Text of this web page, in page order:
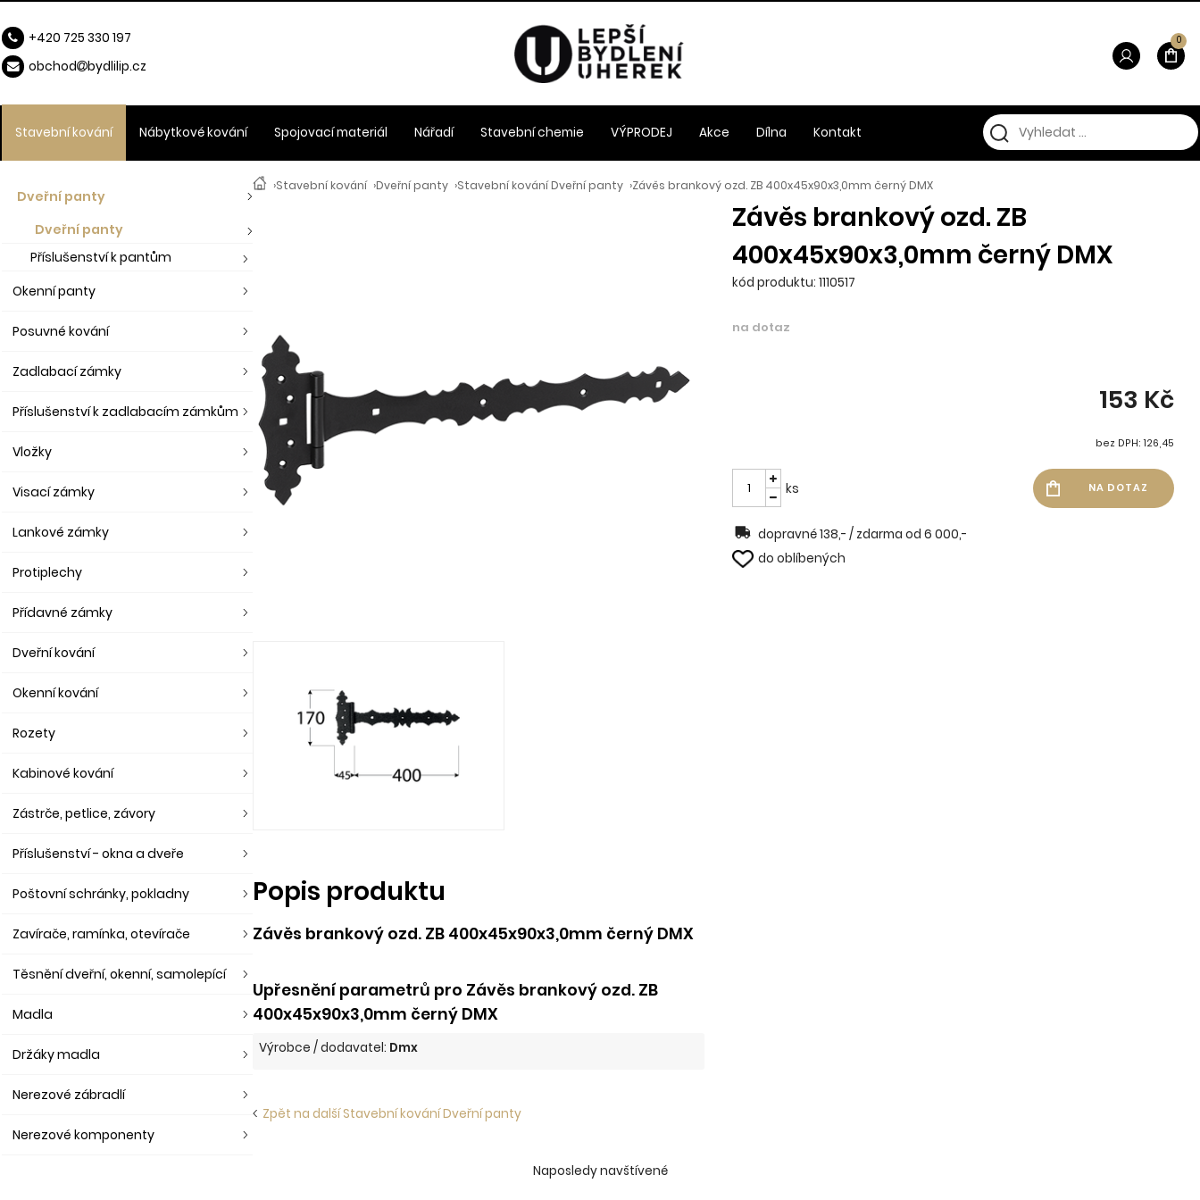
›Stavební kování ›Dveřní panty ›Stavební kování Dveřní panty ›Závěs brankový ozd. ZB 400x45x90x3,0mm černý DMX
Závěs brankový ozd. ZB
400x45x90x3,0mm černý DMX
kód produktu: 1110517
na dotaz
153 Kč
bez DPH: 126,45
ks
dopravné 138,- / zdarma od 6 000,-
do oblíbených
Popis produktu
Závěs brankový ozd. ZB 400x45x90x3,0mm černý DMX
Upřesnění parametrů pro Závěs brankový ozd. ZB
400x45x90x3,0mm černý DMX
Výrobce / dodavatel: Dmx
Zpět na další Stavební kování Dveřní panty
Dveřní panty
Dveřní panty
Příslušenství k pantům
Okenní panty
Posuvné kování
Zadlabací zámky
Příslušenství k zadlabacím zámkům
Vložky
Visací zámky
Lankové zámky
Protiplechy
Přídavné zámky
Dveřní kování
Okenní kování
Rozety
Kabinové kování
Zástrče, petlice, závory
Příslušenství - okna a dveře
Poštovní schránky, pokladny
Zavírače, ramínka, otevírače
Těsnění dveřní, okenní, samolepící
Madla
Držáky madla
Nerezové zábradlí
Nerezové komponenty
Stavební kování Nábytkové kování Spojovací materiál Nářadí Stavební chemie VÝPRODEJ Akce Dílna Kontakt
0
+420 725 330 197
obchod
bydlilip.cz
Naposledy navštívené